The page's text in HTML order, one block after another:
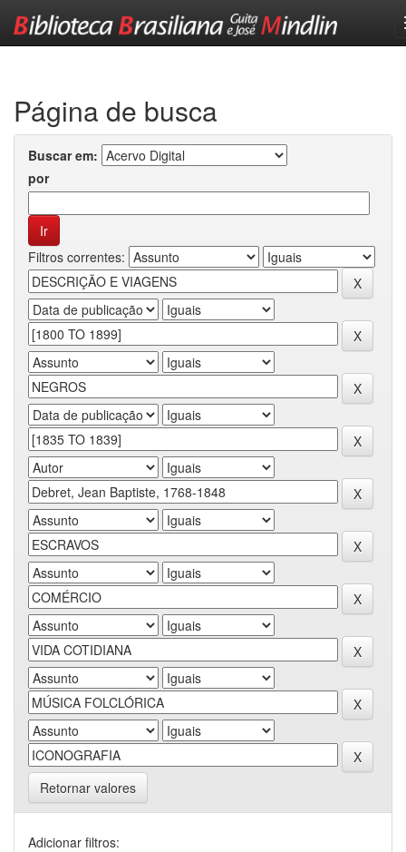
Página de busca
Buscar em:
por
Filtros correntes:
Retornar valores
Adicionar filtros: